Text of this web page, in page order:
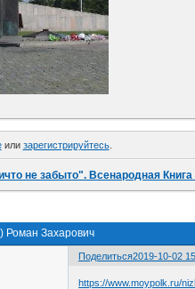
или зарегистрируйтесь.
не забыто". Всенародная
Роман Захарович
Поделиться2019-10-02
https://www.moypolk.ru/